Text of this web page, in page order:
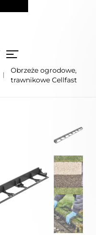
Obrzeże ogrodowe,
trawnikowe Cellfast